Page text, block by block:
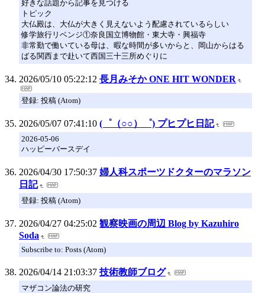
好きな話題から記事を見つける
トピック
大仏殿は、大仏が大きく見えないよう配慮されているらしい
修学旅行リベンジ①奈良国立博物館・東大寺・興福寺
非常勤で働いている母は、暇な時間が多いからと、岡山からはる
ばる関西まで赴いて西国三十三所めぐりに
2026/05/10 05:22:12 長月みそか ONE HIT WONDER
登録: 投稿 (Atom)
2026/05/07 07:41:10 (゜（○○）゜) プヒプヒ日記
2026-05-06
ハッピーバースデイ
2026/04/30 17:50:37 婦人科スポーツドクターのマラソン
日記
登録: 投稿 (Atom)
2026/04/27 04:25:02 観察映画の周辺 Blog by Kazuhiro
Soda
Subscribe to: Posts (Atom)
2026/04/14 21:03:37 技術教師ブログ
マザコン論法の研究